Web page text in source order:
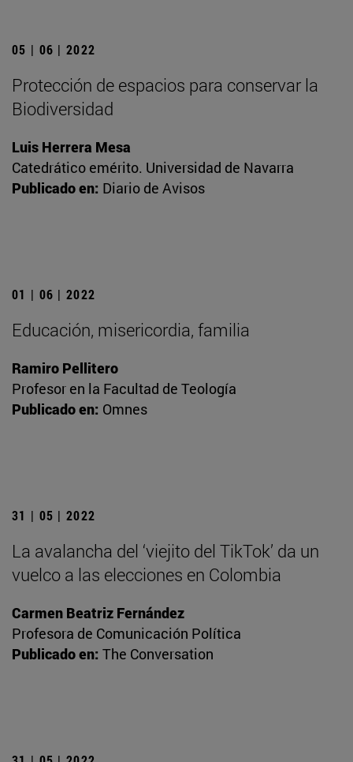
05 | 06 | 2022
Protección de espacios para conservar la
Biodiversidad
Luis Herrera Mesa
Catedrático emérito. Universidad de Navarra
Publicado en: Diario de Avisos
01 | 06 | 2022
Educación, misericordia, familia
Ramiro Pellitero
Profesor en la Facultad de Teología
Publicado en: Omnes
31 | 05 | 2022
La avalancha del ‘viejito del TikTok’ da un
vuelco a las elecciones en Colombia
Carmen Beatriz Fernández
Profesora de Comunicación Política
Publicado en: The Conversation